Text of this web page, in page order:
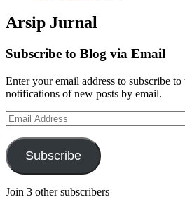
Arsip Jurnal
Subscribe to Blog via Email
Enter your email address to subscribe
notifications of new posts by email.
Email
Address
Subscribe
Join 3 other subscribers